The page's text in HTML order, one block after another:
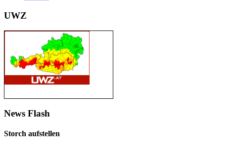
UWZ
News Flash
Storch aufstellen